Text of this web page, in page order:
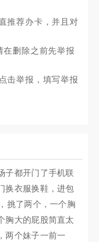
推荐办卡，并且对
删除之前先举报
击举报，填写举报
子都开门了手机联
换衣服换鞋，进包
挑了两个，一个胸
胸大的屁股简直太
两个妹子一前一